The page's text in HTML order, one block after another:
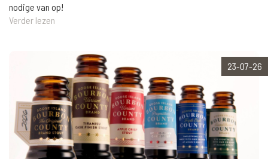
nodige van op!
Verder lezen
23-07-26